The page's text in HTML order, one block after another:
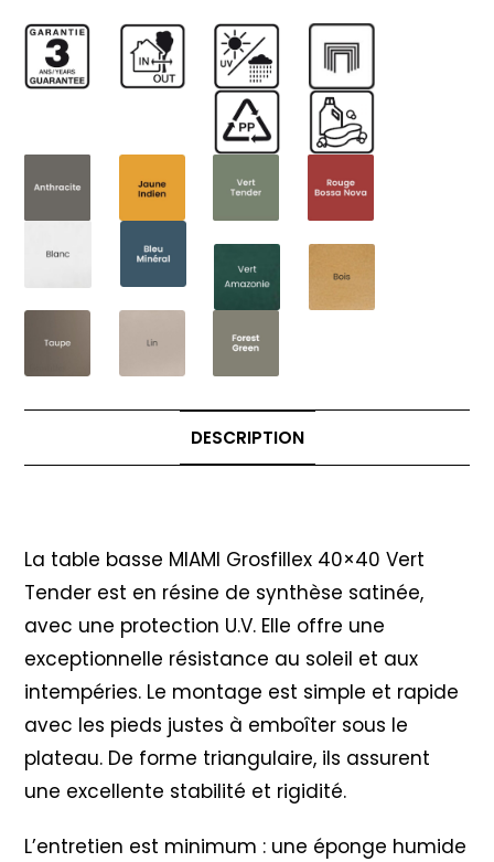
DESCRIPTION
La table basse MIAMI Grosfillex 40×40 Vert
Tender est en résine de synthèse satinée,
avec une protection U.V. Elle offre une
exceptionnelle résistance au soleil et aux
intempéries. Le montage est simple et rapide
avec les pieds justes à emboîter sous le
plateau. De forme triangulaire, ils assurent
une excellente stabilité et rigidité.
L’entretien est minimum : une éponge humide